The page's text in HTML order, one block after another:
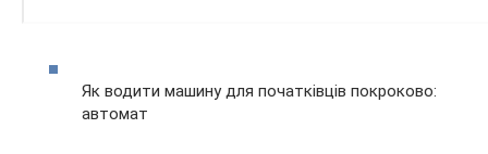
Як водити машину для початківців покроково:
автомат